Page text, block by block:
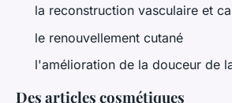
la reconstruction vasculaire et
le renouvellement cutané
l'amélioration de la douceur de
Des articles cosmétiques